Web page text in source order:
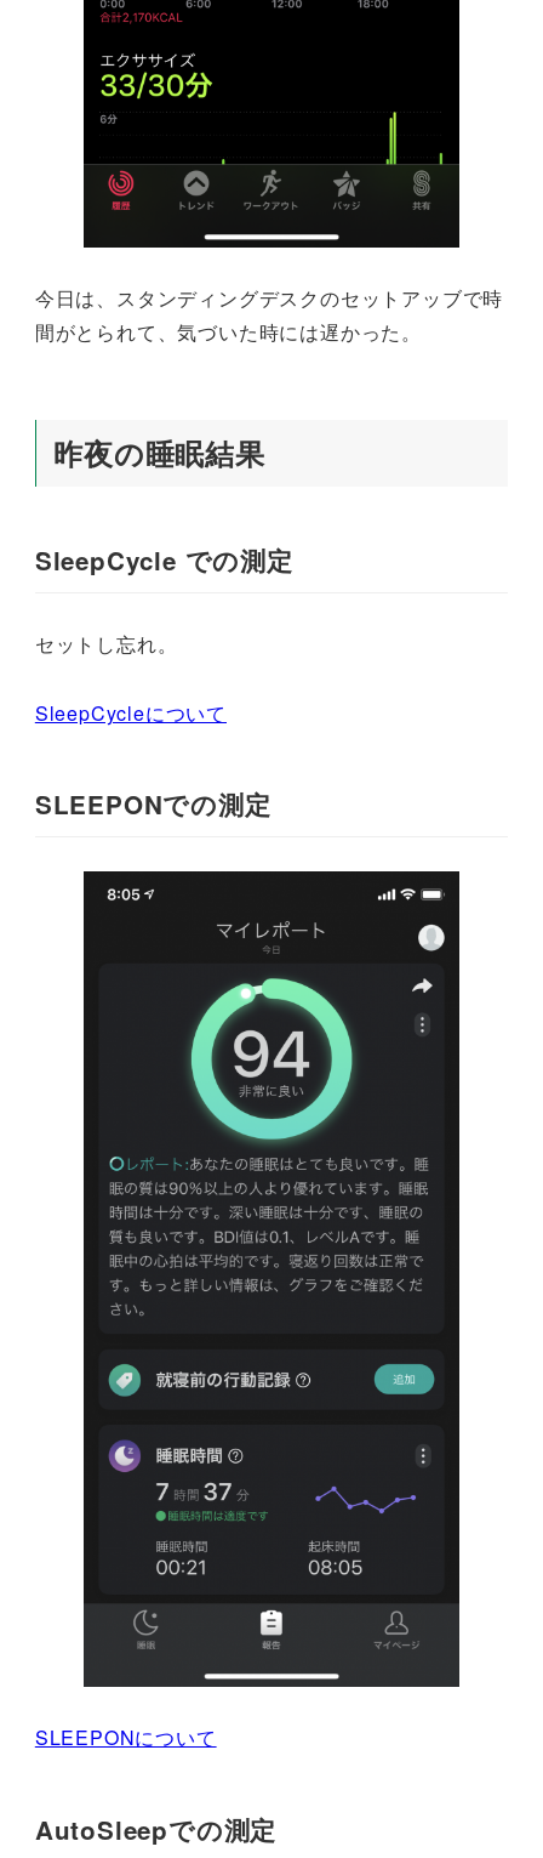
今日は、スタンディングデスクのセットアッブで時
間がとられて、気づいた時には遅かった。
昨夜の睡眠結果
SleepCycle での測定
セットし忘れ。
SleepCycleについて
SLEEPONでの測定
SLEEPONについて
AutoSleepでの測定